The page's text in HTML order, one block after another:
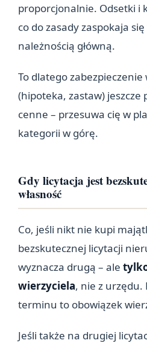
proporcjonalnie. Odsetki i
co do zasady zaspokaja
należnością główną.
To dlatego
(hipoteka, zastaw)
cenne – przesuwa cię w
kategorii w górę.
Gdy licytacja jest
własność
Co, jeśli nikt nie kupi
bezskutecznej licytacji
wyznacza drugą – ale
wierzyciela, nie z
terminu to obowiązek
Jeśli także na drugiej